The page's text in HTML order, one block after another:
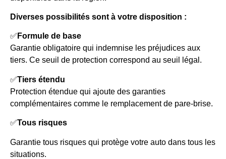
Diverses possibilités sont à votre disposition :
✅ Formule de base
Garantie obligatoire qui indemnise les préjudices aux
tiers. Ce seuil de protection correspond au seuil légal.
✅Tiers étendu
Protection étendue qui ajoute des garanties
complémentaires comme le remplacement de pare-brise.
✅Tous risques
Garantie tous risques qui protège votre auto dans tous les
situations.